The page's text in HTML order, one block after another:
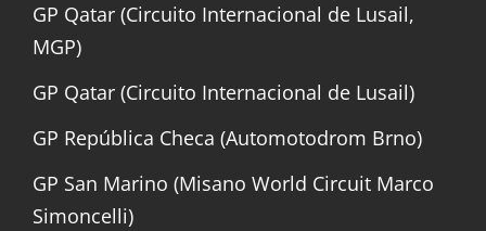
GP Qatar (Circuito Internacional de Lusail,
MGP)
GP Qatar (Circuito Internacional de Lusail)
GP República Checa (Automotodrom Brno)
GP San Marino (Misano World Circuit Marco
Simoncelli)